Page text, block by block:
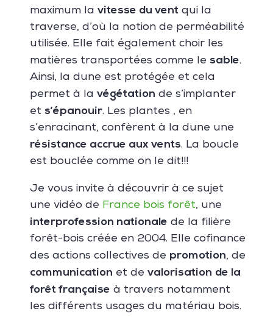
maximum la vitesse du ventqui la
traverse, d’où la notion de perméabilité
utilisée. Elle fait également choir les
matières transportées comme le sable.
Ainsi, la dune est protégée et cela
permet à la végétation de s’implanter
et s’épanouir. Les plantes , en
s’enracinant, confèrent à la dune une
résistance accrue aux vents. La boucle
est bouclée comme on le dit!!!
Je vous invite à découvrir à ce sujet
une vidéo de France bois forêt, une
interprofession nationale de la filière
forêt-bois créée en 2004. Elle cofinance
des actions collectives de promotion, de
communication et de valorisation de la
forêt française à travers notamment
les différents usages du matériau bois.